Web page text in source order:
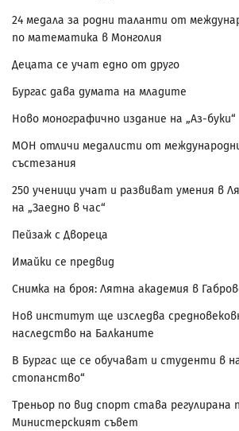
24 медала за родни таланти от
по математика в Монголия
Децата се учат едно от друго
Бургас дава думата на младите
Ново монографично издание на „Аз-буки“
МОН отличи медалисти от
състезания
250 ученици учат и развиват умения в
на „Заедно в час“
Пейзаж с Двореца
Имайки се предвид
Снимка на броя: Лятна академия в
Нов институт ще изследва
наследство на Балканите
В Бургас ще се обучават и студенти в
стопанство“
Треньор по вид спорт става регулирана
Министерският съвет